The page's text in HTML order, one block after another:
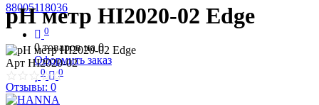
88005118036
0
0 товаров на 0
Оформить заказ
0 0
рН метр HI2020-02 Edge
Арт HI2020-02
Отзывы: 0